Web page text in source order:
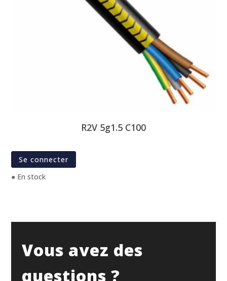
R2V 5g1.5 C100
Se connecter
● En stock
Vous avez des
questions ?